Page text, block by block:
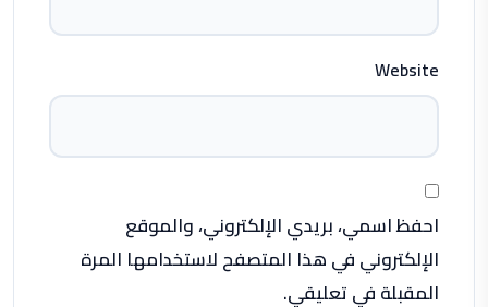
Website
احفظ اسمي، بريدي الإلكتروني، والموقع
الإلكتروني في هذا المتصفح لاستخدامها المرة
المقبلة في تعليقي.